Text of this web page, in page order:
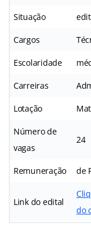
Situação
Cargos
Escolaridade
Carreiras
Lotação
Número de
vagas
24
Remuneração de
Link do edital
do